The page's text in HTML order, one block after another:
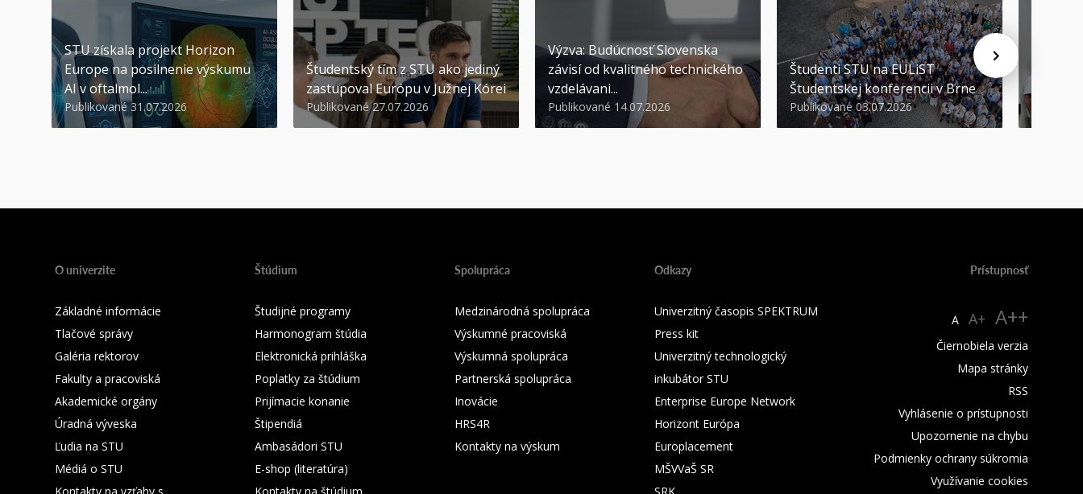
STU získala projekt Horizon
Europe na posilnenie výskumu
AI v oftalmol...
Publikované 31.07.2026
Študentský tím z STU ako jediný
zastupoval Európu v Južnej Kórei
Publikované 27.07.2026
Výzva: Budúcnosť Slovenska
závisí od kvalitného technického
vzdelávani...
Publikované 14.07.2026
Študenti STU na EULiST
Študentskej konferencii v Brne
Publikované 03.07.2026
O univerzite
Základné informácie
Tlačové správy
Galéria rektorov
Fakulty a pracoviská
Akademické orgány
Úradná výveska
Ľudia na STU
Médiá o STU
Štúdium
Študijné programy
Harmonogram štúdia
Elektronická prihláška
Poplatky za štúdium
Prijímacie konanie
Štipendiá
Ambasádori STU
E-shop (literatúra)
Spolupráca
Medzinárodná spolupráca
Výskumné pracoviská
Výskumná spolupráca
Partnerská spolupráca
Inovácie
HRS4R
Kontakty na výskum
Odkazy
Univerzitný časopis SPEKTRUM
Press kit
Univerzitný technologický
inkubátor STU
Enterprise Europe Network
Horizont Európa
Europlacement
MŠVVaŠ SR
Prístupnosť
A A+ A++
Čiernobiela verzia
Mapa stránky
RSS
Vyhlásenie o prístupnosti
Upozornenie na chybu
Podmienky ochrany súkromia
Využívanie cookies